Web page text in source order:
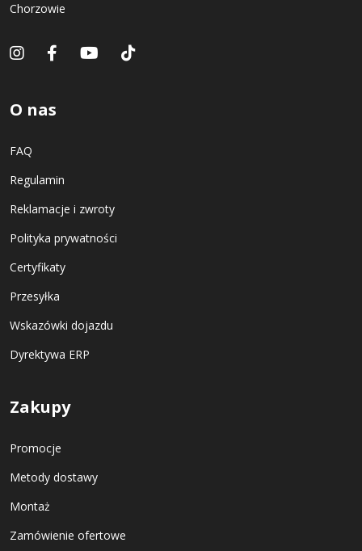
Chorzowie
O nas
FAQ
Regulamin
Reklamacje i zwroty
Polityka prywatności
Certyfikaty
Przesyłka
Wskazówki dojazdu
Dyrektywa ERP
Zakupy
Promocje
Metody dostawy
Montaż
Zamówienie ofertowe